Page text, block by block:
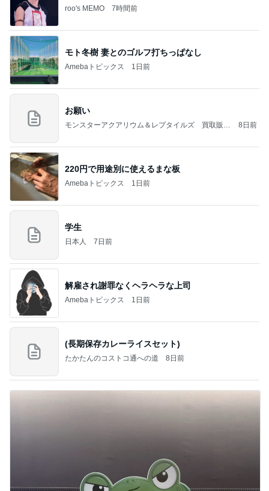
roo's MEMO 7時間前
モト冬樹 妻とのゴルフ打ちっぱなし
Amebaトピックス 1日前
お願い
モンスターアクアリウム＆レプタイルズ 買取販売
8日前
220円で用途別に使えるまな板
Amebaトピックス 1日前
学生
日本人 7日前
解雇され謝罪なくヘラヘラな上司
Amebaトピックス 1日前
(長期保存カレーライスセット)
たかたんのコストコ通への道 8日前